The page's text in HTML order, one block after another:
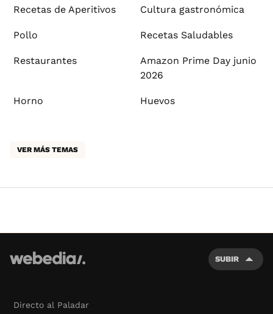
Recetas de Aperitivos Cultura gastronómica
Pollo Recetas Saludables
Restaurantes
Amazon Prime Day junio
2026
Horno Huevos
VER MÁS TEMAS
SUBIR
Directo al Paladar